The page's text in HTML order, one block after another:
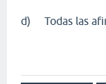
d) Todas las